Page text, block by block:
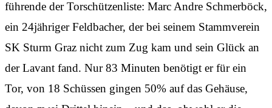
führende der Torschützenliste: Marc Andre Schmerböck,
ein 24jähriger Feldbacher, der bei seinem Stammverein
SK Sturm Graz nicht zum Zug kam und sein Glück an
der Lavant fand. Nur 83 Minuten benötigt er für ein
Tor, von 18 Schüssen gingen 50% auf das Gehäuse,